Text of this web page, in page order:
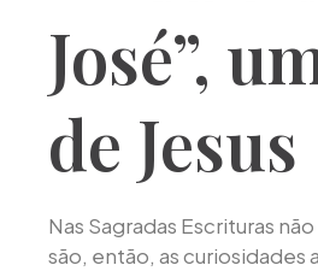
José”,
de Jesus
Nas Sagradas Escrituras
são, então, as